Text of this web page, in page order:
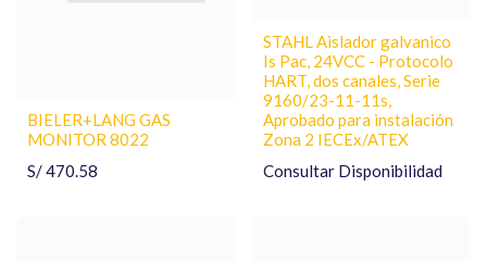
BIELER+LANG GAS
MONITOR 8022
S/470.58
STAHL Aislador galvanico
Is Pac, 24VCC - Protocolo
HART, dos canales, Serie
9160/23-11-11s,
Aprobado para instalación
Zona 2 IECEx/ATEX
Consultar Disponibilidad